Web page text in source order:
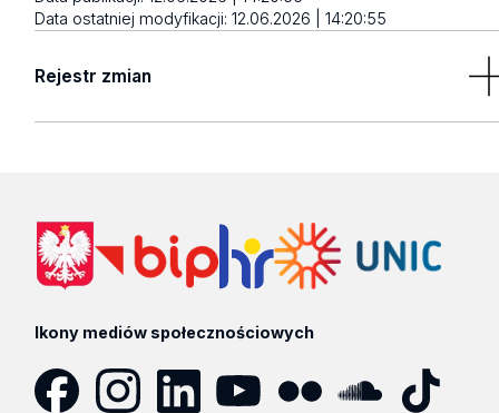
Data ostatniej modyfikacji:12.06.2026 | 14:20:55
Rejestr zmian
Ikony mediów społecznościowych